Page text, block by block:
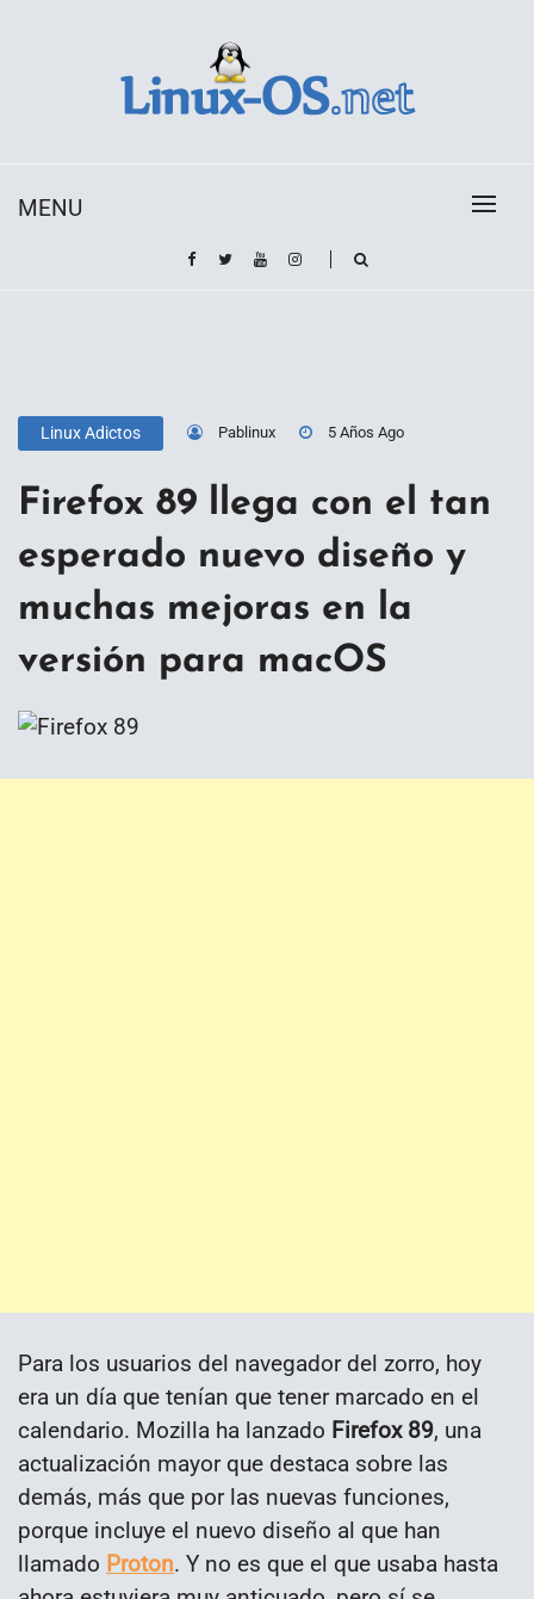
MENU
Linux Adictos Pablinux 5 Años Ago
Firefox 89 llega con el tan
esperado nuevo diseño y
muchas mejoras en la
versión para macOS
Para los usuarios del navegador del zorro, hoy
era un día que tenían que tener marcado en el
calendario. Mozilla ha lanzado Firefox 89, una
actualización mayor que destaca sobre las
demás, más que por las nuevas funciones,
porque incluye el nuevo diseño al que han
llamado Proton. Y no es que el que usaba hasta